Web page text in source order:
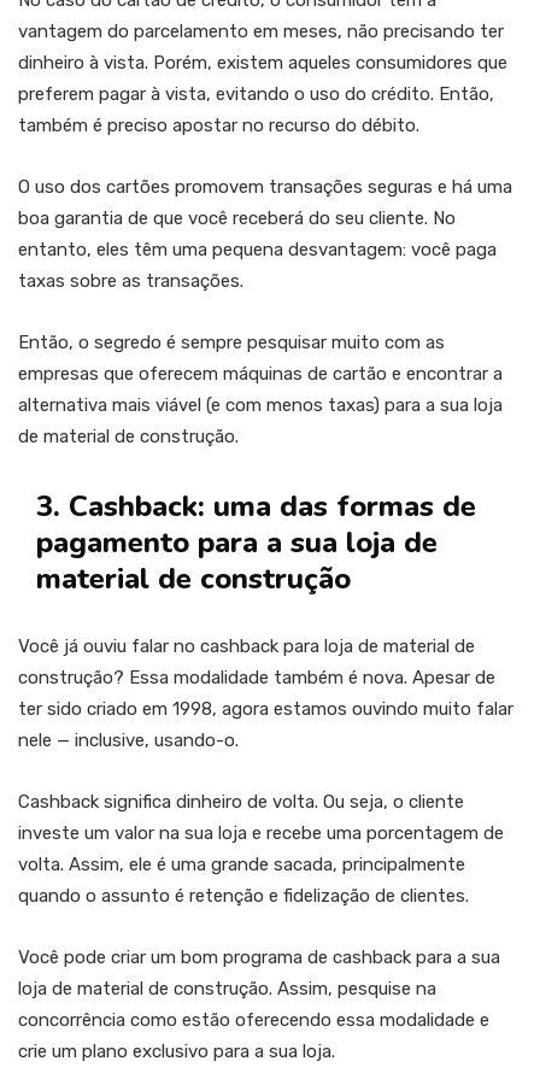
vantagem do parcelamento em meses, não precisando ter
dinheiro à vista. Porém, existem aqueles consumidores que
preferem pagar à vista, evitando o uso do crédito. Então,
também é preciso apostar no recurso do débito.
O uso dos cartões promovem transações seguras e há uma
boa garantia de que você receberá do seu cliente. No
entanto, eles têm uma pequena desvantagem: você paga
taxas sobre as transações.
Então, o segredo é sempre pesquisar muito com as
empresas que oferecem máquinas de cartão e encontrar a
alternativa mais viável (e com menos taxas) para a sua loja
de material de construção.
3. Cashback: uma das formas de
pagamento para a sua loja de
material de construção
Você já ouviu falar no cashback para loja de material de
construção? Essa modalidade também é nova. Apesar de
ter sido criado em 1998, agora estamos ouvindo muito falar
nele — inclusive, usando-o.
Cashback significa dinheiro de volta. Ou seja, o cliente
investe um valor na sua loja e recebe uma porcentagem de
volta. Assim, ele é uma grande sacada, principalmente
quando o assunto é retenção e fidelização de clientes.
Você pode criar um bom programa de cashback para a sua
loja de material de construção. Assim, pesquise na
concorrência como estão oferecendo essa modalidade e
crie um plano exclusivo para a sua loja.